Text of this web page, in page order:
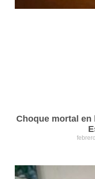
Choque mortal en